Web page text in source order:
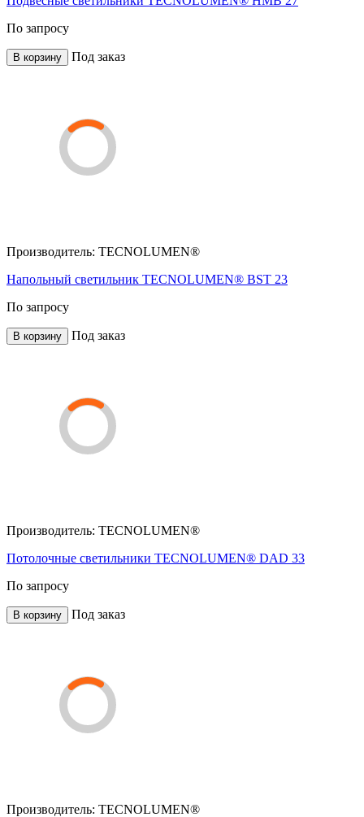
По запросу
В корзину Под заказ
Производитель: TECNOLUMEN®
Напольный светильник TECNOLUMEN® BST 23
По запросу
В корзину Под заказ
Производитель: TECNOLUMEN®
Потолочные светильники TECNOLUMEN® DAD 33
По запросу
В корзину Под заказ
Производитель: TECNOLUMEN®